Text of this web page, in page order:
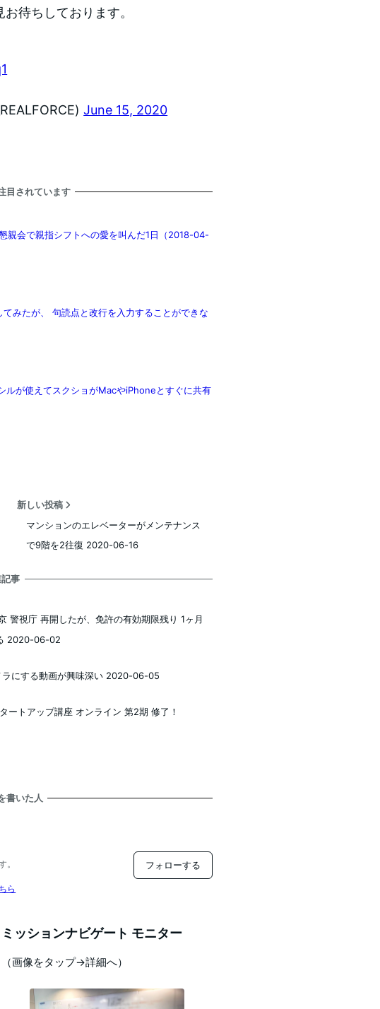
待ちしております。
June 15, 2020
目されています
親会で親指シフトへの愛を叫んだ1日（2018-04-
みたが、 句読点と改行を入力することができな
ルが使えてスクショがMacやiPhoneとすぐに共有
新しい投稿
マンションのエレベーターがメンテナンス
で9階を2往復 2020-06-16
事
警視庁 再開したが、免許の有効期限残り 1ヶ月
2020-06-02
ラにする動画が興味深い 2020-06-05
ートアップ講座 オンライン 第2期 修了！
書いた人
。
ら
フォローする
ミッションナビゲート モニター
（画像をタップ→詳細へ）